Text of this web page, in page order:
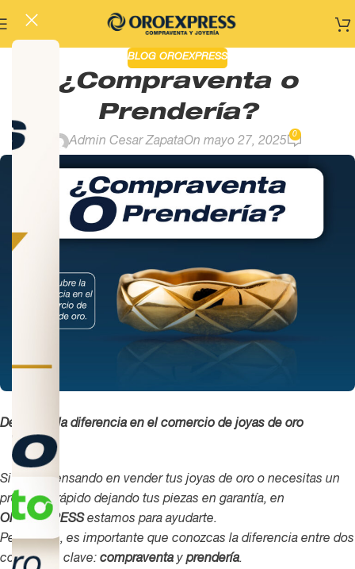
BLOG OROEXPRESS
¿Compraventa o
Prendería?
Admin Cesar ZapataOn mayo 27, 2025
0
Descubre la diferencia en el comercio de joyas de oro
Si estás pensando en vender tus joyas de oro o necesitas un
préstamo rápido dejando tus piezas en garantía, en
OROEXPRESSestamos para ayudarte.
Pero antes, es importante que conozcas la diferencia entre dos
conceptos clave: compraventayprendería.